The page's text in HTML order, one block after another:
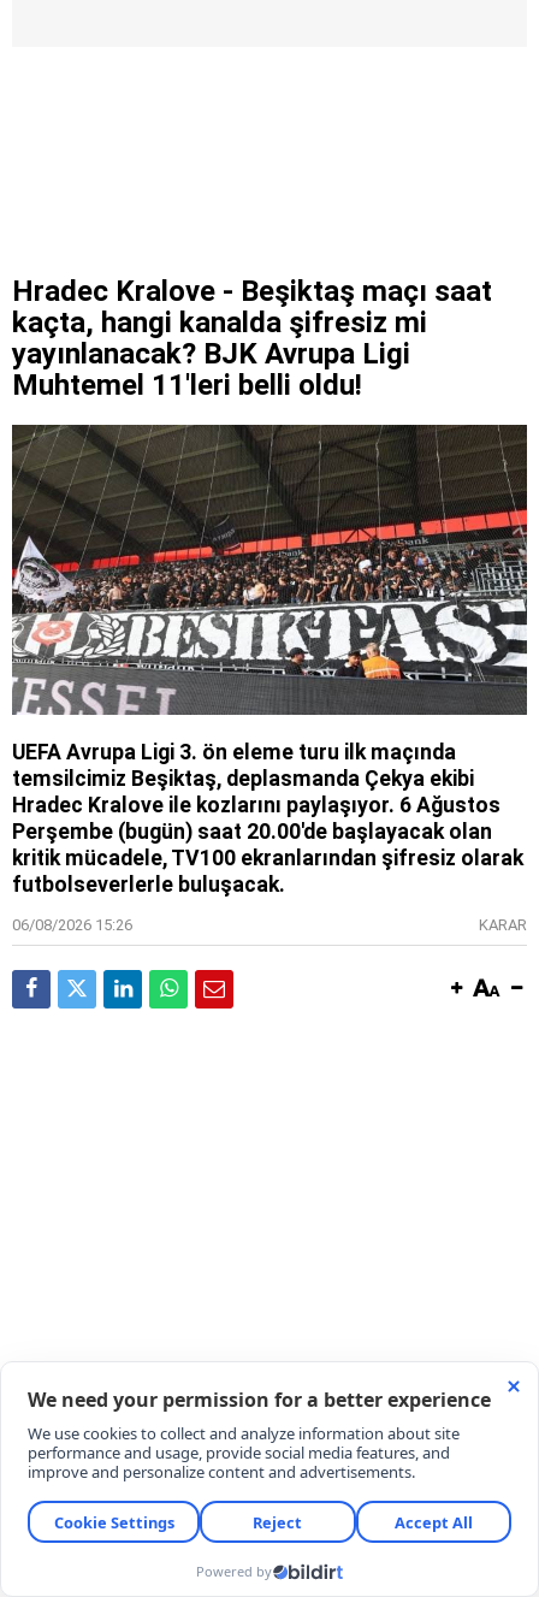
Hradec Kralove - Beşiktaş maçı saat
kaçta, hangi kanalda şifresiz mi
yayınlanacak? BJK Avrupa Ligi
Muhtemel 11'leri belli oldu!
UEFA Avrupa Ligi 3. ön eleme turu ilk maçında
temsilcimiz Beşiktaş, deplasmanda Çekya ekibi
Hradec Kralove ile kozlarını paylaşıyor. 6 Ağustos
Perşembe (bugün) saat 20.00'de başlayacak olan
kritik mücadele, TV100 ekranlarından şifresiz olarak
futbolseverlerle buluşacak.
06/08/2026 15:26 KARAR
Avrupa fatihi Kara Kartal, gruplara kalma yolunda
kritik bir virajı daha dönüyor! Bir önceki turda
Danimarka panzeri Midtjylland'ı kupa dışına iterek
taraftarına büyük bir coşku yaşatan Beşiktaş, şimdi
de Çekya deplasmanında Hradec Kralove karşısına
hangi kanalda yayınlanacak?" soruları arama